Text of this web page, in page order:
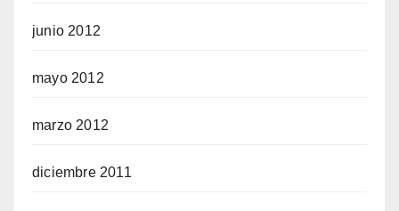
junio 2012
mayo 2012
marzo 2012
diciembre 2011